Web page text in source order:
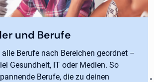
und Berufe
Berufe nach Bereichen geordnet –
Gesundheit, IT oder Medien. So
Berufe, die zu deinen